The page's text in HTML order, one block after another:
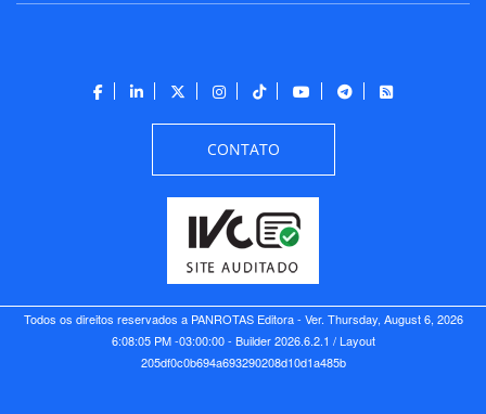
CONTATO
Todos os direitos reservados a PANROTAS Editora - Ver. Thursday, August 6, 2026
6:08:05 PM -03:00:00 - Builder 2026.6.2.1 / Layout
205df0c0b694a693290208d10d1a485b